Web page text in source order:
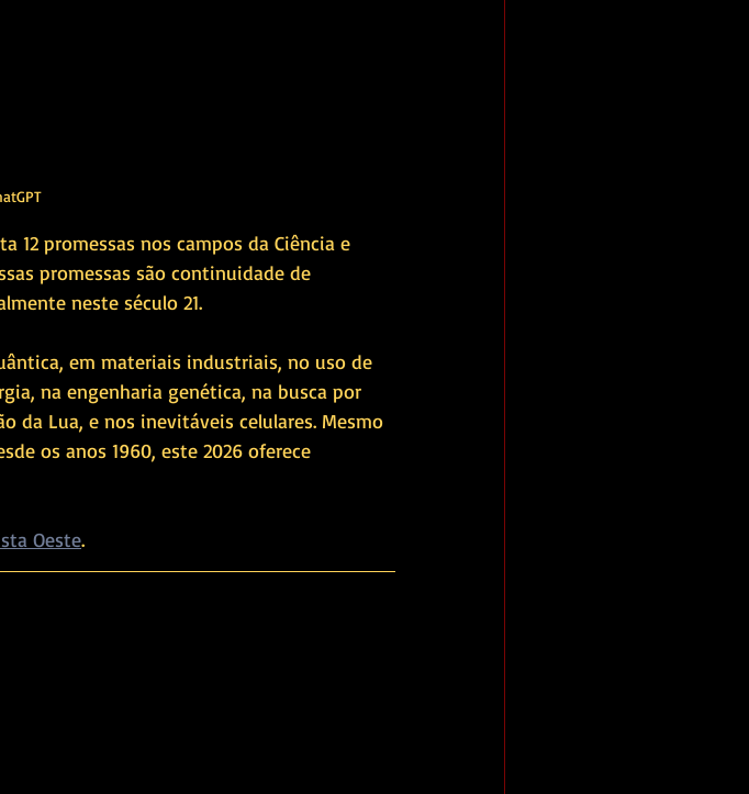
12 promessas nos campos da Ciência e
promessas são continuidade de
neste século 21.
em materiais industriais, no uso de
na engenharia genética, na busca por
da Lua, e nos inevitáveis celulares. Mesmo
os anos 1960, este 2026 oferece
Oeste.